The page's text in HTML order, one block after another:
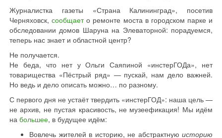
Журналистка газеты «Страна Калининград», посетив
Черняховск,сообщаето ремонте моста в городском парке и
обследовании домов Шаруна на Элеваторной: порадуемся,
теперь нас знает и областной центр?
Не получается.
Не беда, что нет у Ольги Саяпиной «инстерГОДа», нет
товарищества «Пёстрый ряд» — пускай, нам дело важней.
Но ведь и дело описать можно… по разному.
С первого дня не устаёт твердить «инстерГОД»: наша цель —
не архив, не пустая красивость, не музеефикация! Мы идём
на большее, в будущее идём:
Вовлечь жителей в историю, не абстрактную историю